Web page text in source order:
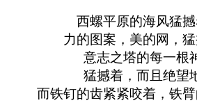
西螺平原的海风猛
力的图案，美的网，
意志之塔的每一根
猛撼着，而且绝望
而铁钉的齿紧紧咬着，铁